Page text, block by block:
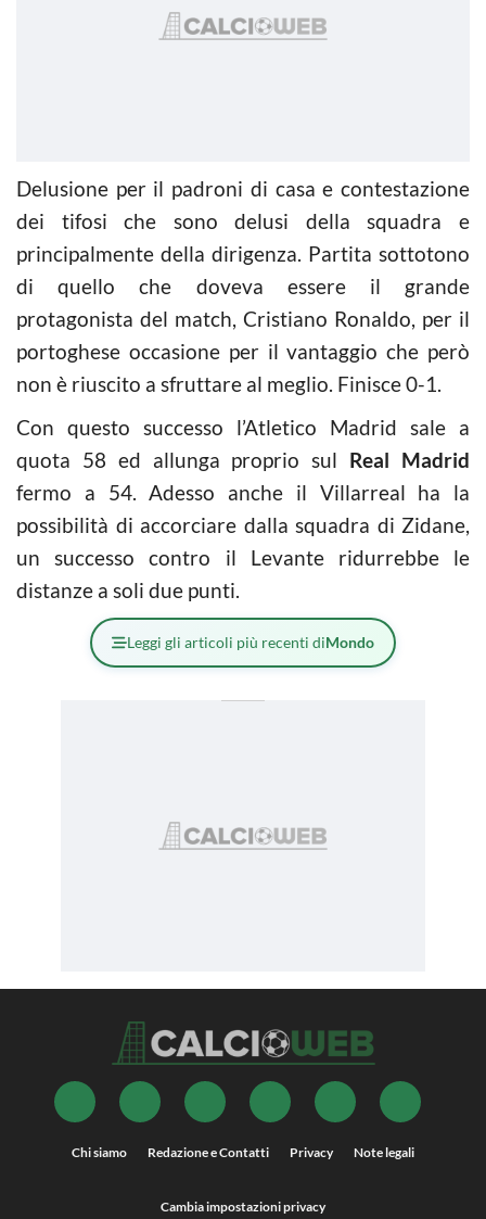
Delusione per il padroni di casa e contestazione
dei tifosi che sono delusi della squadra e
principalmente della dirigenza. Partita sottotono
di quello che doveva essere il grande
protagonista del match, Cristiano Ronaldo, per il
portoghese occasione per il vantaggio che però
non è riuscito a sfruttare al meglio. Finisce 0-1.
Con questo successo l’Atletico Madrid sale a
quota 58 ed allunga proprio sul Real Madrid
fermo a 54. Adesso anche il Villarreal ha la
possibilità di accorciare dalla squadra di Zidane,
un successo contro il Levante ridurrebbe le
distanze a soli due punti.
Leggi gli articoli più recenti diMondo
Chi siamo Redazione e Contatti Privacy Note legali
Cambia impostazioni privacy